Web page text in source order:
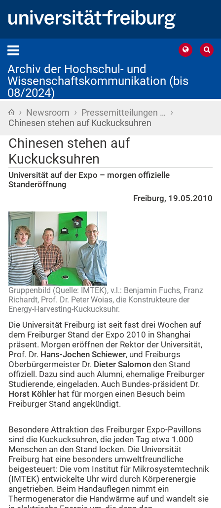
Archiv der Hochschul- und
Wissenschaftskommunikation (bis
08/2024)
Startseite
› Newsroom › Pressemitteilungen … ›
Chinesen stehen auf Kuckucksuhren
Chinesen stehen auf
Kuckucksuhren
Universität auf der Expo – morgen offizielle
Standeröffnung
Freiburg, 19.05.2010
Gruppenbild (Quelle: IMTEK), v.l.: Benjamin Fuchs, Franz
Richardt, Prof. Dr. Peter Woias, die Konstrukteure der
Energy-Harvesting-Kuckucksuhr.
Die Universität Freiburg ist seit fast drei Wochen auf
dem Freiburger Stand der Expo 2010 in Shanghai
präsent. Morgen eröffnen der Rektor der Universität,
Prof. Dr. Hans-Jochen Schiewer, und Freiburgs
Oberbürgermeister Dr. Dieter Salomon den Stand
offiziell. Dazu sind auch Alumni, ehemalige Freiburger
Studierende, eingeladen. Auch Bundes-präsident Dr.
Horst Köhler hat für morgen einen Besuch beim
Freiburger Stand angekündigt.
Besondere Attraktion des Freiburger Expo-Pavillons
sind die Kuckucksuhren, die jeden Tag etwa 1.000
Menschen an den Stand locken. Die Universität
Freiburg hat eine besonders umweltfreundliche
beigesteuert: Die vom Institut für Mikrosystemtechnik
(IMTEK) entwickelte Uhr wird durch Körperenergie
angetrieben. Beim Handauflegen nimmt ein
Thermogenerator die Handwärme auf und wandelt sie